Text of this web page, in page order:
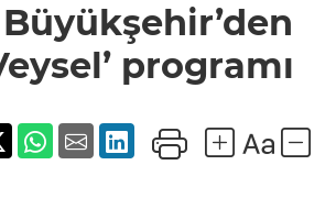
programı
programı